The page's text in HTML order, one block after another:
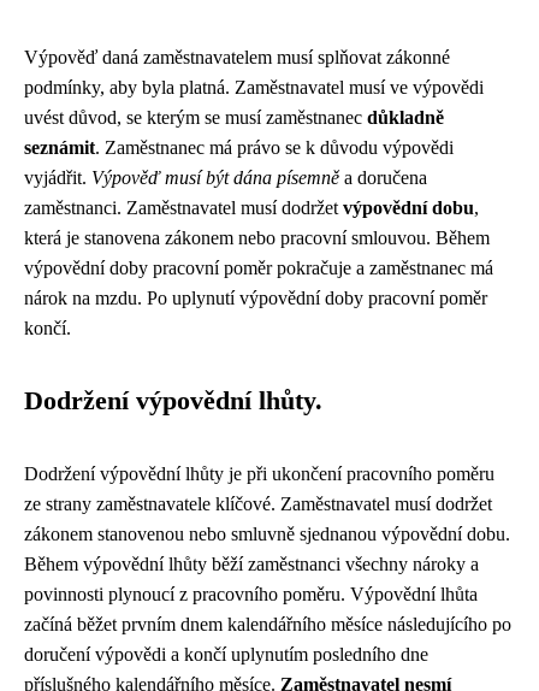
Výpověď daná zaměstnavatelem musí splňovat zákonné
podmínky, aby byla platná. Zaměstnavatel musí ve výpovědi
uvést důvod, se kterým se musí zaměstnanec důkladně
seznámit. Zaměstnanec má právo se k důvodu výpovědi
vyjádřit. Výpověď musí být dána písemně a doručena
zaměstnanci. Zaměstnavatel musí dodržet výpovědní dobu,
která je stanovena zákonem nebo pracovní smlouvou. Během
výpovědní doby pracovní poměr pokračuje a zaměstnanec má
nárok na mzdu. Po uplynutí výpovědní doby pracovní poměr
končí.
Dodržení výpovědní lhůty.
Dodržení výpovědní lhůty je při ukončení pracovního poměru
ze strany zaměstnavatele klíčové. Zaměstnavatel musí dodržet
zákonem stanovenou nebo smluvně sjednanou výpovědní dobu.
Během výpovědní lhůty běží zaměstnanci všechny nároky a
povinnosti plynoucí z pracovního poměru. Výpovědní lhůta
začíná běžet prvním dnem kalendářního měsíce následujícího po
doručení výpovědi a končí uplynutím posledního dne
příslušného kalendářního měsíce. Zaměstnavatel nesmí